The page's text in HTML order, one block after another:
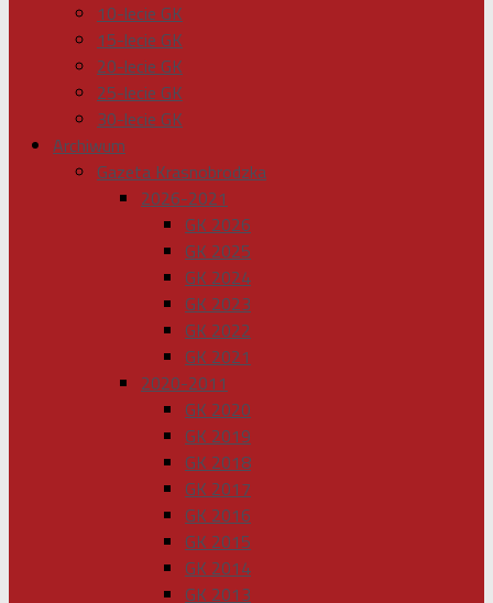
10-lecie GK
15-lecie GK
20-lecie GK
25-lecie GK
30-lecie GK
Archiwum
Gazeta Krasnobrodzka
2026-2021
GK 2026
GK 2025
GK 2024
GK 2023
GK 2022
GK 2021
2020-2011
GK 2020
GK 2019
GK 2018
GK 2017
GK 2016
GK 2015
GK 2014
GK 2013